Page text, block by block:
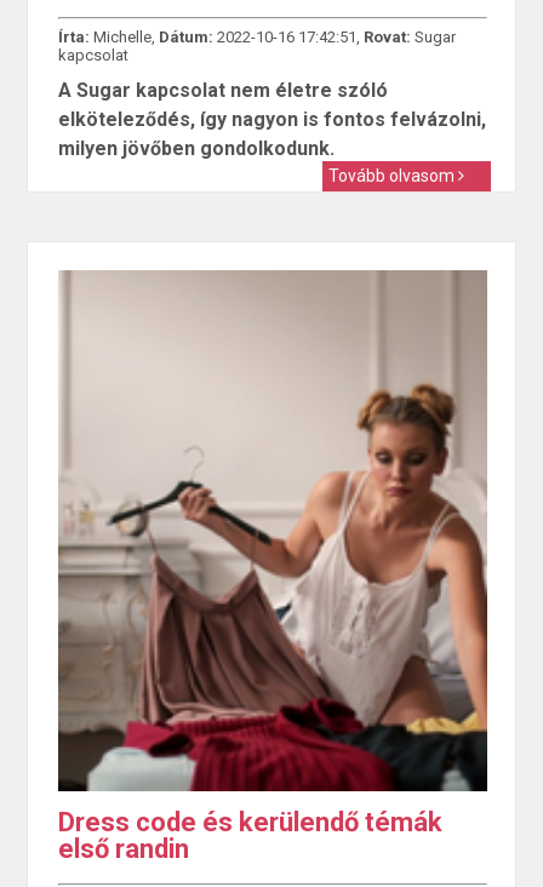
Írta: Michelle, Dátum: 2022-10-16 17:42:51, Rovat: Sugar
kapcsolat
A Sugar kapcsolat nem életre szóló
elköteleződés, így nagyon is fontos felvázolni,
milyen jövőben gondolkodunk.
Tovább olvasom
Dress code és kerülendő témák
első randin